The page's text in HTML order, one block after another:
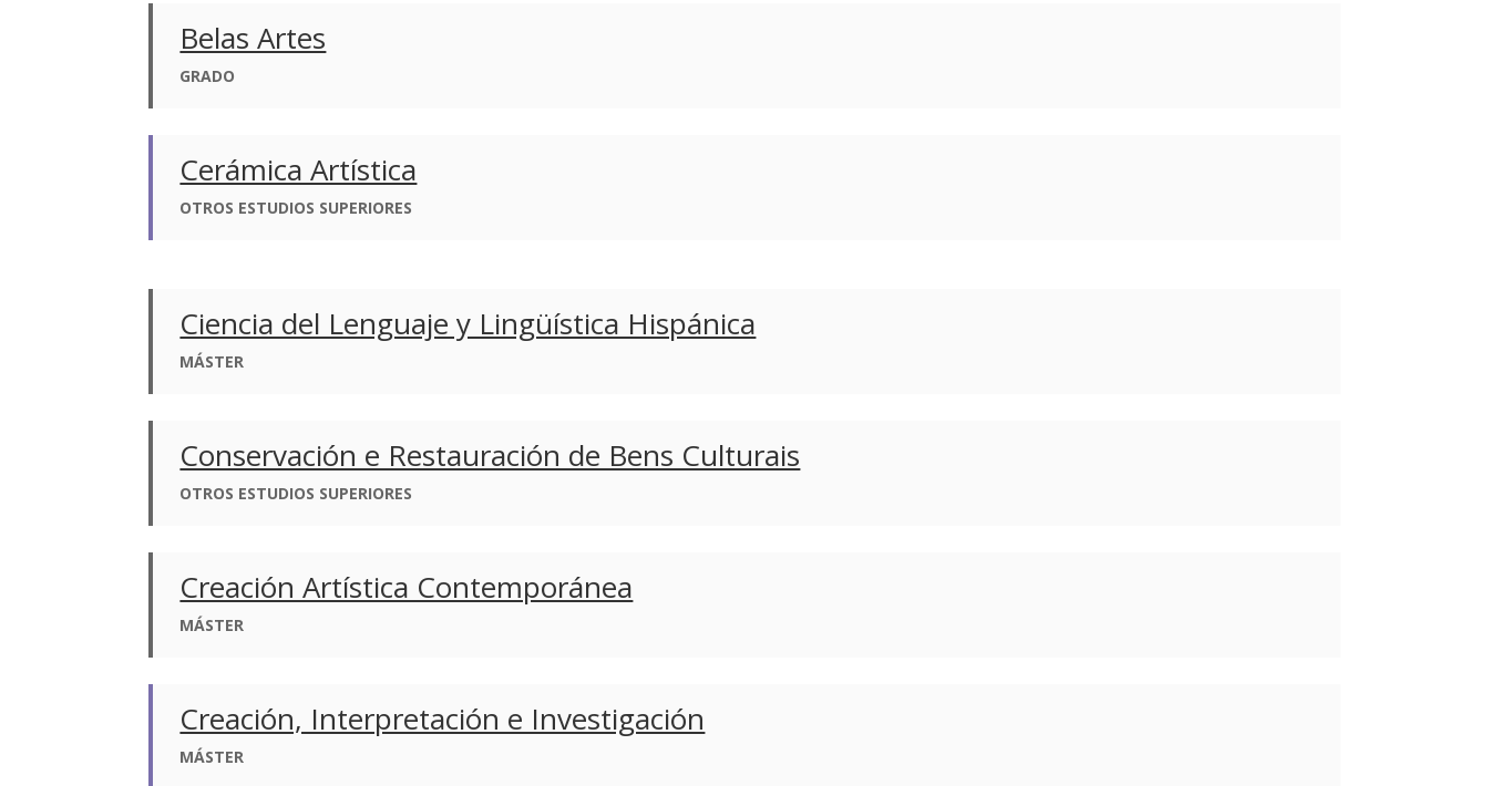
Belas Artes
GRADO
Cerámica Artística
OTROS ESTUDIOS SUPERIORES
Ciencia del Lenguaje y Lingüística Hispánica
MÁSTER
Conservación e Restauración de Bens Culturais
OTROS ESTUDIOS SUPERIORES
Creación Artística Contemporánea
MÁSTER
Creación, Interpretación e Investigación
MÁSTER